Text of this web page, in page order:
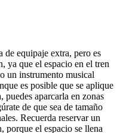
equipaje extra, pero es
ya que el espacio en el tren
un instrumento musical
es posible que se aplique
aparcarla en zonas
de que sea de tamaño
Recuerda reservar un
porque el espacio se llena